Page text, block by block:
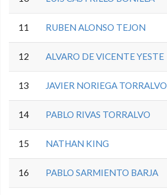
11 RUBEN ALONSO TEJON
12 ALVARO DE VICENTE YESTE
13 JAVIER NORIEGA TORRALVO
14 PABLO RIVAS TORRALVO
15 NATHAN KING
16 PABLO SARMIENTO BARJA